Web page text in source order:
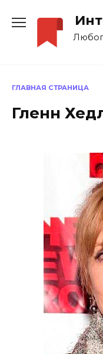
содержанию
ГЛАВНАЯ СТРАНИЦА
Гленн